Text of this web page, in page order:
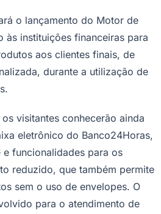
aos clientes finais, de
durante a utilização de
visitantes conhecerão ainda
funcionalidades para os
reduzido, que também permite
sem o uso de envelopes. O
para o atendimento de
cujo volume de sangria é
ainda a recirculação do